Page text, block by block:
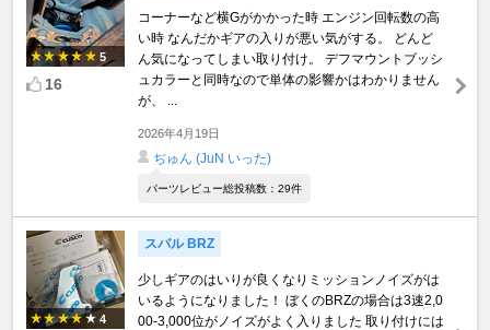
5
16
コーナーなど横Gがかかった時 エンジン回転数の高
い時 なんだかギアの入りが悪い気がする。 どんど
ん気になってしまい取り付け。 デフマウントブッシ
ュカラーと同時なので単体の影響かはわかりません
が、 ...
2026年4月19日
ぢゅん (JuN いった)
パーツレビュー総投稿数：29件
4
スバル BRZ
少しギアのはいりが良くなりミッションノイズがは
いるようになりました！ ぼくのBRZの場合は3速2,0
00-3,000位がノイズがよく入りました 取り付けには